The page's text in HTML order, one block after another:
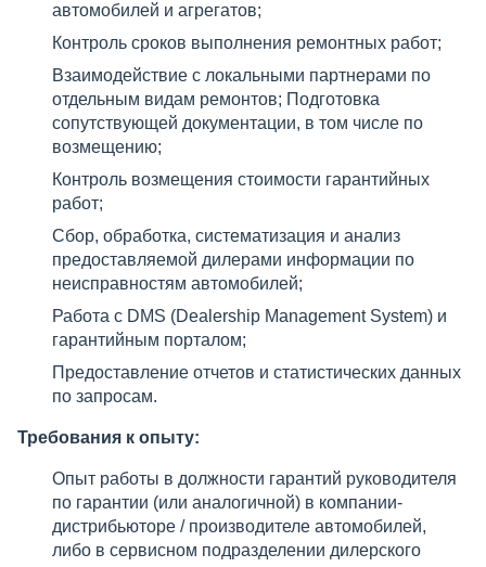
автомобилей и агрегатов;
Контроль сроков выполнения ремонтных работ;
Взаимодействие с локальными партнерами по
отдельным видам ремонтов; Подготовка
сопутствующей документации, в том числе по
возмещению;
Контроль возмещения стоимости гарантийных
работ;
Сбор, обработка, систематизация и анализ
предоставляемой дилерами информации по
неисправностям автомобилей;
Работа с DMS (Dealership Management System) и
гарантийным порталом;
Предоставление отчетов и статистических данных
по запросам.
Требования к опыту:
Опыт работы в должности гарантий руководителя
по гарантии (или аналогичной) в компании-
дистрибьюторе / производителе автомобилей,
либо в сервисном подразделении дилерского